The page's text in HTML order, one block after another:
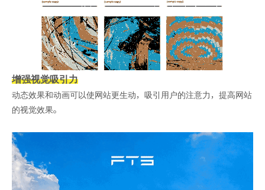
增强视觉吸引力
动态效果和动画可以使网站更生动，吸引用户的注意力，提高网站
的视觉效果。